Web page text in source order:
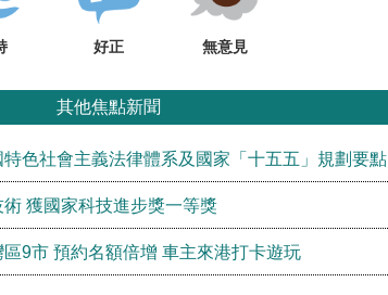
好正 無意見
其他焦點新聞
特色社會主義法律體系及國家「十五五」規劃要點
獲國家科技進步獎一等獎
9市 預約名額倍增 車主來港打卡遊玩